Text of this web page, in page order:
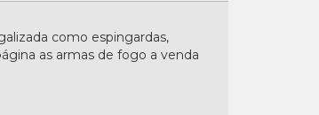
como espingardas,
as armas de fogo a venda